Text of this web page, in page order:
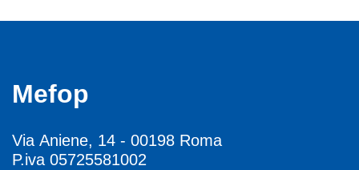
Mefop
Via Aniene, 14 - 00198 Roma
P.iva 05725581002